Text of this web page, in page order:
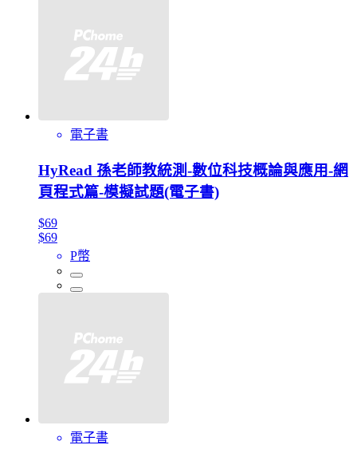
電子書
HyRead 孫老師教統測-數位科技概論與應用-網
頁程式篇-模擬試題(電子書)
$69
$69
P幣
電子書